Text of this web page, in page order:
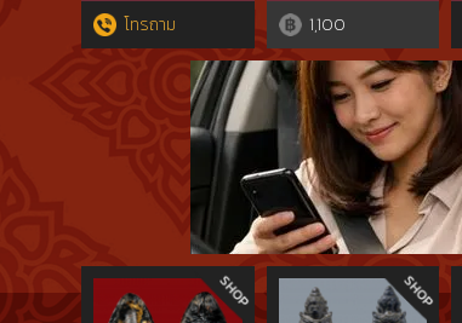
LP.Sanguan]
โทรถาม
จ.นครศรีธรรมราช
ปี2522
1,100